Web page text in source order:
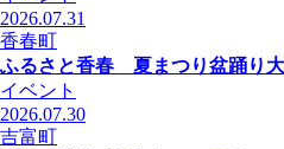
2026.07.31
香春町
ふるさと香春 夏まつり盆踊り
イベント
2026.07.30
吉富町